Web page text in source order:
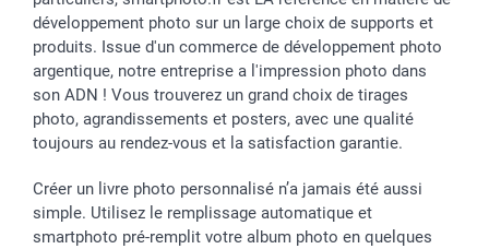
Toussaint
Rentrée des classes
Saint-Valentin
Vacances
Tarifs
Partenariats & Influence
Investisseurs
Modes de paiement
Grandes quantités
Statut de ma commande
développement photo sur un large choix de supports et
produits. Issue d'un commerce de développement photo
argentique, notre entreprise a l'impression photo dans
son ADN ! Vous trouverez un grand choix de tirages
photo, agrandissements et posters, avec une qualité
toujours au rendez-vous et la satisfaction garantie.
Créer un livre photo personnalisé n’a jamais été aussi
simple. Utilisez le remplissage automatique et
smartphoto pré-remplit votre album photo en quelques